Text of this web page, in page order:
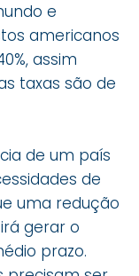
e
americanos
assim
taxas são de
de um país
de
uma redução
gerar o
prazo.